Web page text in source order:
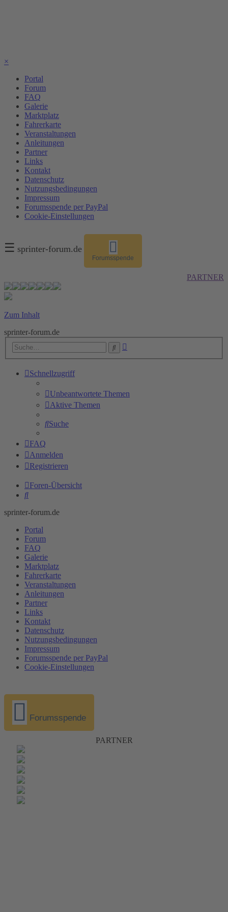
×
Portal
Forum
FAQ
Galerie
Marktplatz
Fahrerkarte
Veranstaltungen
Anleitungen
Partner
Links
Kontakt
Datenschutz
Nutzungsbedingungen
Impressum
Forumsspende per PayPal
Cookie-Einstellungen
☰ sprinter-forum.de
Forumsspende
PARTNER
Zum Inhalt
sprinter-forum.de
Suche
Schnellzugriff
Unbeantwortete Themen
Aktive Themen
Suche
FAQ
Anmelden
Registrieren
Foren-Übersicht
Suche
sprinter-forum.de
Portal
Forum
FAQ
Galerie
Marktplatz
Fahrerkarte
Veranstaltungen
Anleitungen
Partner
Links
Kontakt
Datenschutz
Nutzungsbedingungen
Impressum
Forumsspende per PayPal
Cookie-Einstellungen
Forumsspende
PARTNER